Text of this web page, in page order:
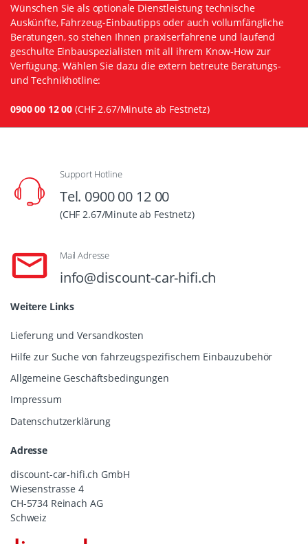
Wünschen Sie als optionale Dienstleistung technische
Auskünfte, Fahrzeug-Einbautipps oder auch vollumfängliche
Beratungen, so stehen Ihnen praxiserfahrene und laufend
geschulte Einbauspezialisten mit all ihrem Know-How zur
Verfügung. Wählen Sie dazu die extern betreute Beratungs-
und Technikhotline:
0900 00 12 00 (CHF 2.67/Minute ab Festnetz)
Support Hotline
Tel. 0900 00 12 00
(CHF 2.67/Minute ab Festnetz)
Mail Adresse
info@discount-car-hifi.ch
Weitere Links
Lieferung und Versandkosten
Hilfe zur Suche von fahrzeugspezifischem Einbauzubehör
Allgemeine Geschäftsbedingungen
Impressum
Datenschutzerklärung
Adresse
discount-car-hifi.ch GmbH
Wiesenstrasse 4
CH-5734 Reinach AG
Schweiz